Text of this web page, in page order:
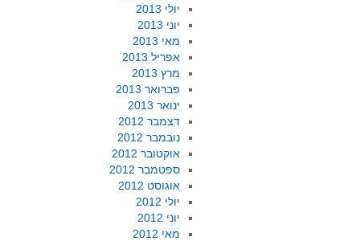
יולי 2013
יוני 2013
מאי 2013
אפריל 2013
מרץ 2013
פברואר 2013
ינואר 2013
דצמבר 2012
נובמבר 2012
אוקטובר 2012
ספטמבר 2012
אוגוסט 2012
יולי 2012
יוני 2012
מאי 2012